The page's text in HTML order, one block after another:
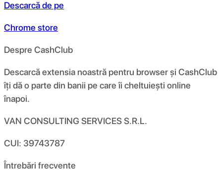
Descarcă de pe
Chrome store
Despre CashClub
Descarcă extensia noastră pentru browser și CashClub
îți dă o parte din banii pe care îi cheltuiești online
înapoi.
VAN CONSULTING SERVICES S.R.L.
CUI: 39743787
Întrebări frecvente